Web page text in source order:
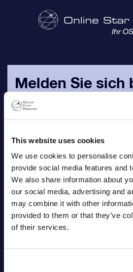
This website uses cookies
We use cookies to personalise
provide social media features and
We also share information about
our social media, advertising and
may combine it with other
provided to them or that they’ve
of their services.
Ihr
Melden Sie sich
OSR-Konto an
E-Mail
Passwort